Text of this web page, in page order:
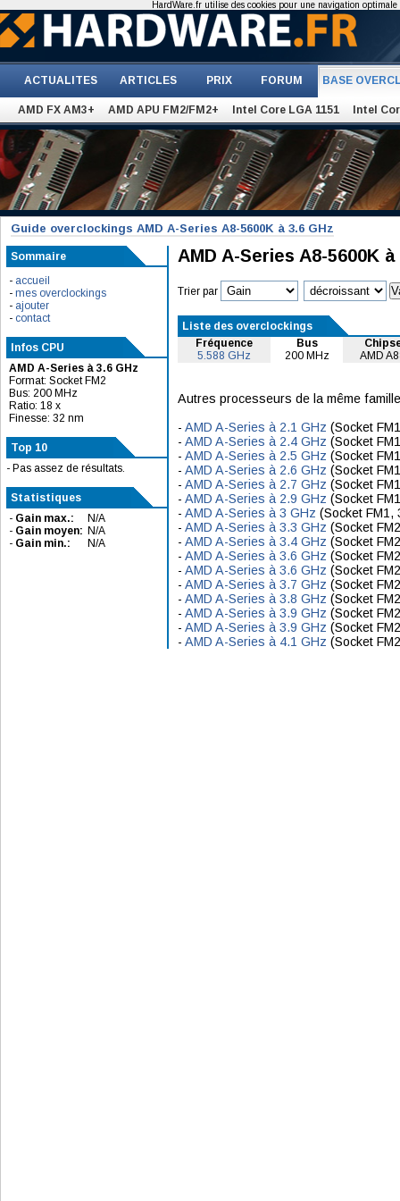
ACTUALITES ARTICLES PRIX FORUM BASE
AMD FX AM3+ AMD APU FM2/FM2+ Intel Core LGA 1151 Intel
Guide overclockings AMD A-Series A8-5600K à 3.6 GHz
Sommaire
- accueil
- mes overclockings
- ajouter
- contact
Infos CPU
AMD A-Series à 3.6 GHz
Format: Socket FM2
Bus: 200 MHz
Ratio: 18 x
Finesse: 32 nm
Top 10
- Pas assez de résultats.
Statistiques
- Gain max.:
N/A
- Gain moyen: N/A
- Gain min.: N/A
AMD A-Series A8-5600K à
Trier par
Liste des overclockings
Fréquence
Bus
5.588 GHz
200 MHz AMD
Autres processeurs de la même
- AMD A-Series à 2.1 GHz (Socket
- AMD A-Series à 2.4 GHz (Socket
- AMD A-Series à 2.5 GHz (Socket
- AMD A-Series à 2.6 GHz (Socket
- AMD A-Series à 2.7 GHz (Socket
- AMD A-Series à 2.9 GHz (Socket
- AMD A-Series à 3 GHz (Socket FM1,
- AMD A-Series à 3.3 GHz (Socket
- AMD A-Series à 3.4 GHz (Socket
- AMD A-Series à 3.6 GHz (Socket
- AMD A-Series à 3.6 GHz (Socket
- AMD A-Series à 3.7 GHz (Socket
- AMD A-Series à 3.8 GHz (Socket
- AMD A-Series à 3.9 GHz (Socket
- AMD A-Series à 3.9 GHz (Socket
- AMD A-Series à 4.1 GHz (Socket
HardWare.fr utilise des cookies pour une navigation